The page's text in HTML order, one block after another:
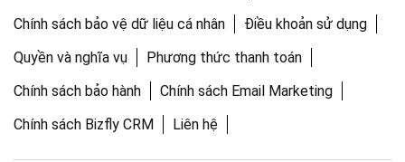
Chính sách bảo vệ dữ liệu cá nhân
Điều khoản sử dụng
Quyền và nghĩa vụ
Phương thức thanh toán
Chính sách bảo hành
Chính sách Email Marketing
Chính sách Bizfly CRM
Liên hệ